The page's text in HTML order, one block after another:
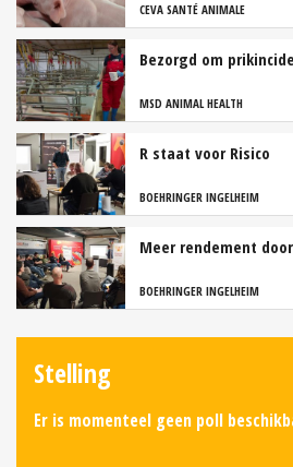
CEVA SANTÉ ANIMALE
Bezorgd om
MSD ANIMAL HEALTH
R staat voor Risico
BOEHRINGER INGELHEIM
Meer rendement
BOEHRINGER INGELHEIM
Stelling
Er is momenteel geen poll